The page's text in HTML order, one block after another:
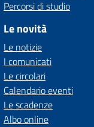
Percorsi di studio
Le novità
Le notizie
I comunicati
Le circolari
Calendario eventi
Le scadenze
Albo online